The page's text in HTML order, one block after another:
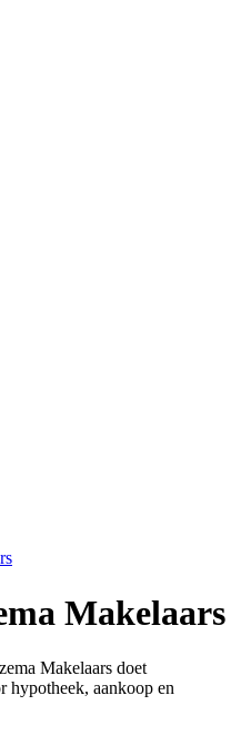
Makelaars
Makelaars doet
hypotheek, aankoop en